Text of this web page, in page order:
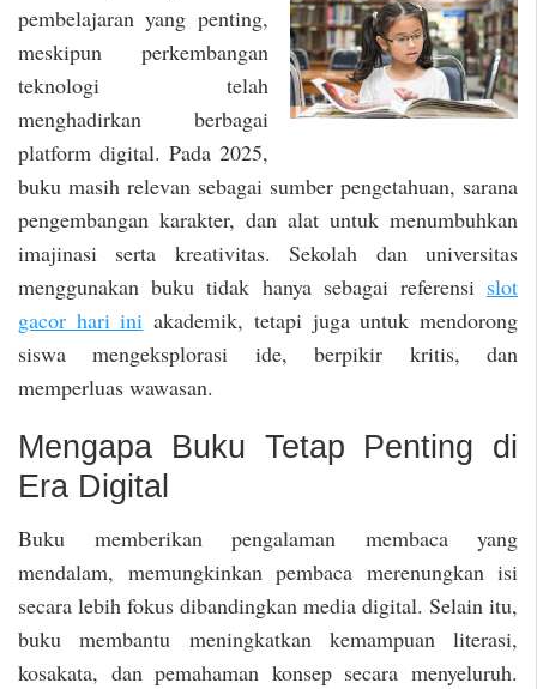
pembelajaran yang penting,
meskipun perkembangan
teknologi telah
menghadirkan berbagai
platform digital. Pada 2025,
buku masih relevan sebagai sumber pengetahuan, sarana
pengembangan karakter, dan alat untuk menumbuhkan
imajinasi serta kreativitas. Sekolah dan universitas
menggunakan buku tidak hanya sebagai referensi slot
gacor hari ini akademik, tetapi juga untuk mendorong
siswa mengeksplorasi ide, berpikir kritis, dan
memperluas wawasan.
Mengapa Buku Tetap Penting di
Era Digital
Buku memberikan pengalaman membaca yang
mendalam, memungkinkan pembaca merenungkan isi
secara lebih fokus dibandingkan media digital. Selain itu,
buku membantu meningkatkan kemampuan literasi,
kosakata, dan pemahaman konsep secara menyeluruh.